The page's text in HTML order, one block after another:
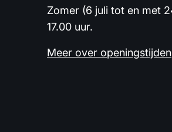
Zomer (6 juli tot en met
17.00 uur.
Meer over openingstijden